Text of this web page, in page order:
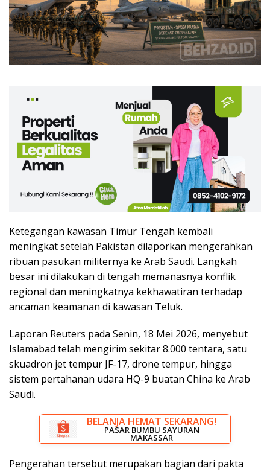
Ketegangan kawasan Timur Tengah kembali
meningkat setelah Pakistan dilaporkan mengerahkan
ribuan pasukan militernya ke Arab Saudi. Langkah
besar ini dilakukan di tengah memanasnya konflik
regional dan meningkatnya kekhawatiran terhadap
ancaman keamanan di kawasan Teluk.
Laporan Reuters pada Senin, 18 Mei 2026, menyebut
Islamabad telah mengirim sekitar 8.000 tentara, satu
skuadron jet tempur JF-17, drone tempur, hingga
sistem pertahanan udara HQ-9 buatan China ke Arab
Saudi.
DISKON BESAR SEKARANG!
RUMAH LISTRIK MAKASSAR
BELANJA HEMAT SEKARANG!
PASAR BUMBU SAYURAN
MAKASSAR
Pengerahan tersebut merupakan bagian dari pakta